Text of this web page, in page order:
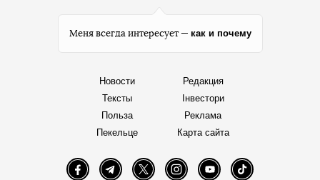
Меня всегда интересует — как и почему
Новости
Тексты
Польза
Пекельце
Редакция
Інвестори
Реклама
Карта сайта
FacebookTelegramTwitter InstagramYouTube TikTok